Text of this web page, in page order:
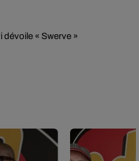
dévoile « Swerve »